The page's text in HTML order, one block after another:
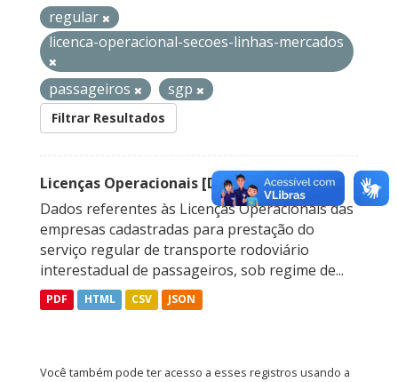
regular
licenca-operacional-secoes-linhas-mercados
passageiros sgp
Filtrar Resultados
Licenças Operacionais [Descontinuado]
Dados referentes às Licenças Operacionais das
empresas cadastradas para prestação do
serviço regular de transporte rodoviário
interestadual de passageiros, sob regime de...
PDF HTML CSV JSON
Você também pode ter acesso a esses registros usando a